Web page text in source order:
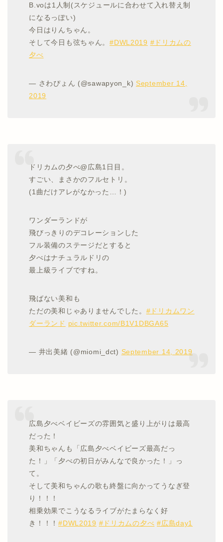
B.voは1人制(スケジュールに合わせて入れ替え制
になるっぽい)
今日はりんちゃん。
そして今日も弦ちゃん。#DWL2019 #ドリカムの
夕べ
— さわぴょん (@sawapyon_k) September 14,
2019
ドリカムの夕べ@広島1日目。
すごい、まさかのフルセトリ。
(1曲だけアレがなかった…！)
ワンダーランドが
飛びっきりのデコレーションした
フル装備のステージだとすると
夕べはナチュラルドリの
最上級ライブですね。
飛ばない美和も
ただの美和じゃありませんでした。 #ドリカムワン
ダーランド pic.twitter.com/B1V1DBGA65
— 井出美緒 (@miomi_dct) September 14, 2019
広島夕べベイビーズの雰囲気と盛り上がりは最高
だった！
美和ちゃんも「広島夕べベイビーズ最高だっ
た！」「夕べの初日がみんなで良かった！」っ
て。
そして美和ちゃんの歌も終盤に向かってうなぎ登
り！！！
相乗効果でこうなるライブがたまらなく好
き！！！#DWL2019 #ドリカムの夕べ #広島day1